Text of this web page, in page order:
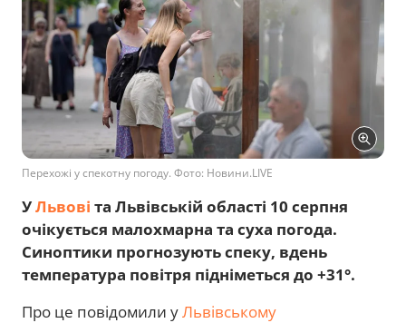
Перехожі у спекотну погоду. Фото: Новини.LIVE
УЛьвові та Львівській області 10 серпня
очікується малохмарна та суха погода.
Синоптики прогнозують спеку, вдень
температура повітря підніметься до +31°.
Про це повідомили уЛьвівському